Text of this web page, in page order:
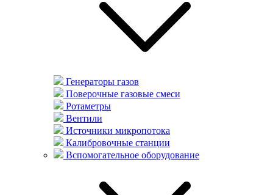
Генераторы газов
Поверочные газовые смеси
Ротаметры
Вентили
Источники микропотока
Калибровочные станции
Вспомогательное оборудование